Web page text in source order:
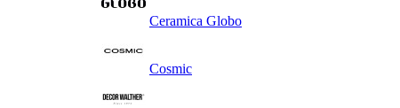
Ceramica Globo
Cosmic